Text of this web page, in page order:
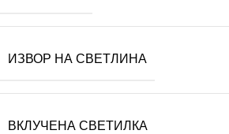
ИЗВОР НА СВЕТЛИНА
ВКЛУЧЕНА СВЕТИЛКА